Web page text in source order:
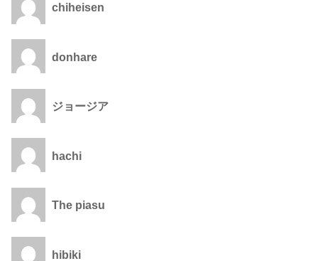
chiheisen
donhare
ジョージア
hachi
The piasu
hibiki